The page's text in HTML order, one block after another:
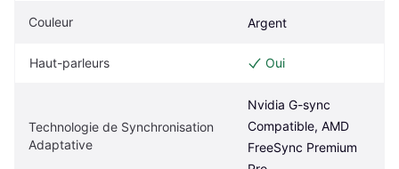
Couleur Argent
Haut-parleurs Oui
Technologie de Synchronisation
Adaptative
Nvidia G-sync
Compatible, AMD
FreeSync Premium